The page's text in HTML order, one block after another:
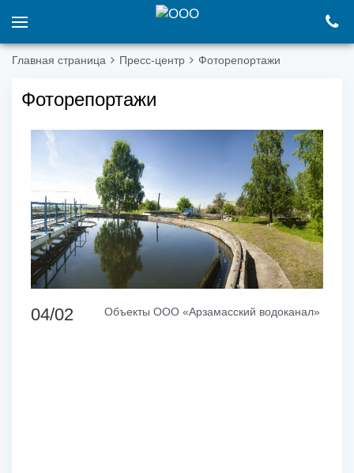
Главная страница Пресс-центр Фоторепортажи
Фоторепортажи
04/02 Объекты ООО «Арзамасский водоканал»